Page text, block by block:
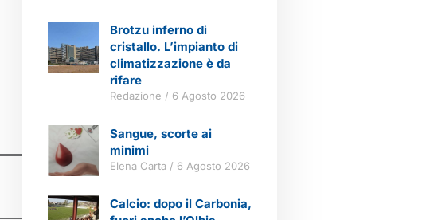
Brotzu inferno di
cristallo. L’impianto di
climatizzazione è da
rifare
Redazione 6 Agosto 2026
Sangue, scorte ai
minimi
Elena Carta 6 Agosto 2026
Calcio: dopo il Carbonia,